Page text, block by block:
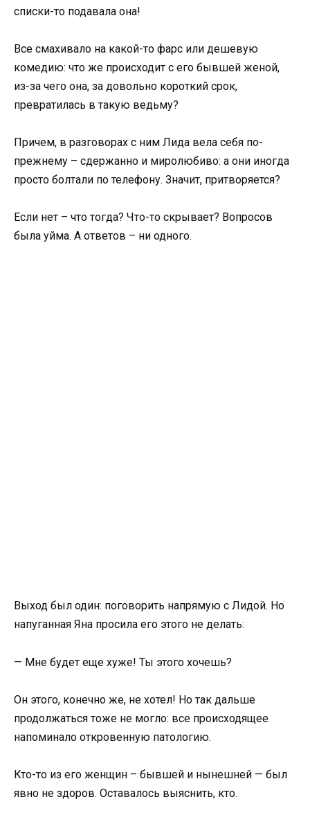
списки-то подавала она!
Все смахивало на какой-то фарс или дешевую
комедию: что же происходит с его бывшей женой,
из-за чего она, за довольно короткий срок,
превратилась в такую ведьму?
Причем, в разговорах с ним Лида вела себя по-
прежнему – сдержанно и миролюбиво: а они иногда
просто болтали по телефону. Значит, притворяется?
Если нет – что тогда? Что-то скрывает? Вопросов
была уйма. А ответов – ни одного.
Выход был один: поговорить напрямую с Лидой. Но
напуганная Яна просила его этого не делать:
— Мне будет еще хуже! Ты этого хочешь?
Он этого, конечно же, не хотел! Но так дальше
продолжаться тоже не могло: все происходящее
напоминало откровенную патологию.
Кто-то из его женщин – бывшей и нынешней — был
явно не здоров. Оставалось выяснить, кто.